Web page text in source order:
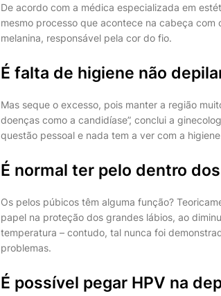
De acordo com a médica especializada em
mesmo processo que acontece na cabeça
melanina, responsável pela cor do fio.
É falta de higiene não
Mas seque o excesso, pois manter a região
doenças como a candidíase”, conclui a
questão pessoal e nada tem a ver com a
É normal ter pelo dentro
Os pelos púbicos têm alguma função?
papel na proteção dos grandes lábios, ao
temperatura – contudo, tal nunca foi
problemas.
É possível pegar HPV na